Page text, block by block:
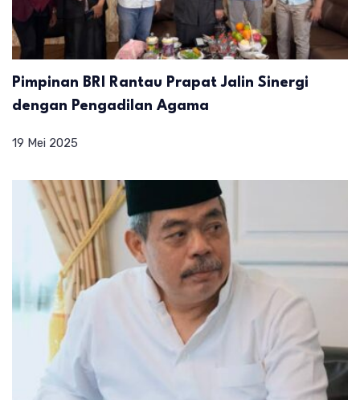
Pimpinan BRI Rantau Prapat Jalin Sinergi
dengan Pengadilan Agama
19 Mei 2025